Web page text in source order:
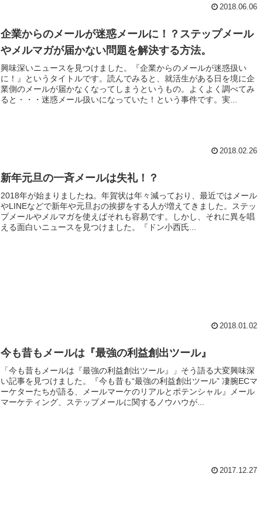
2018.06.06
企業からのメールが迷惑メールに！？ステップメール
やメルマガが届かない問題を解決する方法。
興味深いニュースを見つけました。『企業からのメールが迷惑扱い
に！』というタイトルです。読んでみると、就活生がある日を境に企
業側のメールが届かなくなってしまうというもの。よくよく調べてみ
ると・・・迷惑メール扱いになっていた！という事件です。実...
2018.02.26
新年元旦の一斉メールは失礼！？
2018年が始まりましたね。年賀状は年々減っており、最近ではメール
やLINEなどで新年や元旦おの挨拶をする人が増えてきました。ステッ
プメールやメルマガを使えばそれも容易です。しかし、それに異を唱
える面白いニュースを見つけました。『ドン小西氏...
2018.01.02
今も昔もメールは『最強の利益創出ツール』
「今も昔もメールは『最強の利益創出ツール』」そう語る大変興味深
い記事を見つけました。『今も昔も“最強の利益創出ツール” 凄腕ECマ
ーケターたちが語る、メールマーケのリアルとポテンシャル』メール
マーケティング、ステップメールに関するノウハウが...
2017.12.27